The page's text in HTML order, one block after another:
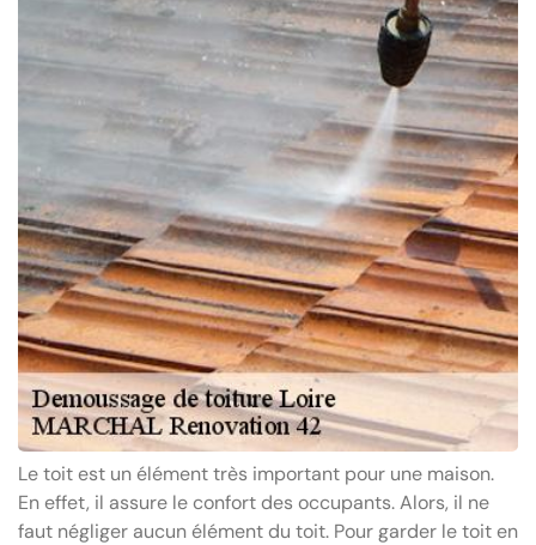
Le toit est un élément très important pour une maison.
En effet, il assure le confort des occupants. Alors, il ne
faut négliger aucun élément du toit. Pour garder le toit en